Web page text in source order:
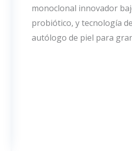
monoclonal innovador
probiótico, y tecnología
autólogo de piel para